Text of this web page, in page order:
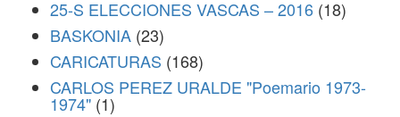
25-S ELECCIONES VASCAS – 2016 (18)
BASKONIA (23)
CARICATURAS (168)
CARLOS PEREZ URALDE "Poemario 1973-
1974" (1)